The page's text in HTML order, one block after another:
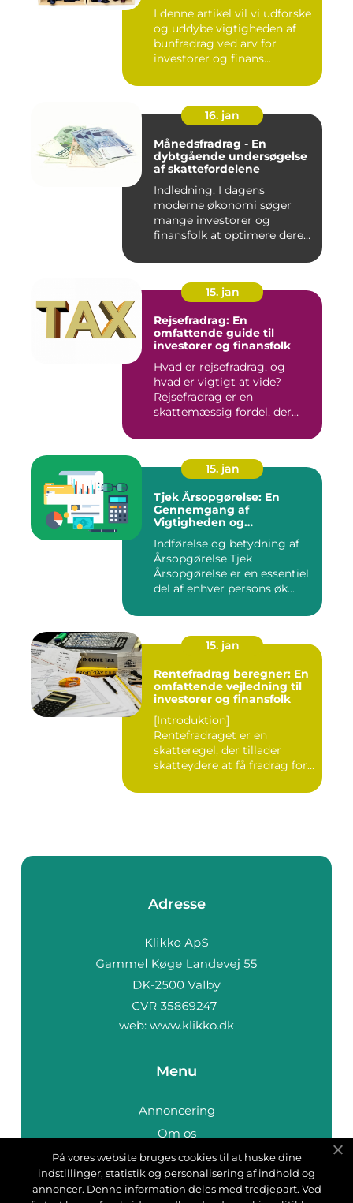
I denne artikel vil vi udforske
og uddybe vigtigheden af
bunfradrag ved arv for
investorer og finans...
16. jan
Månedsfradrag - En
dybtgående undersøgelse
af skattefordelene
Indledning: I dagens
moderne økonomi søger
mange investorer og
finansfolk at optimere deres
15. jan
Rejsefradrag: En
omfattende guide til
investorer og finansfolk
Hvad er rejsefradrag, og
hvad er vigtigt at vide?
Rejsefradrag er en
skattemæssig fordel, der
15. jan
Tjek Årsopgørelse: En
Gennemgang af
Vigtigheden og
Indførelse og betydning af
Årsopgørelse Tjek
Årsopgørelse er en essentiel
del af enhver persons øk...
15. jan
Rentefradrag beregner: En
omfattende vejledning til
investorer og finansfolk
[Introduktion]
Rentefradraget er en
skatteregel, der tillader
skatteydere at få fradrag for
Adresse
web: www.klikko.dk
Menu
Annoncering
Om os
Cookies
Kontakt os
På vores website bruges cookies til at huske dine
indstillinger, statistik og personalisering af indhold og
annoncer. Denne information deles med tredjepart. Ved